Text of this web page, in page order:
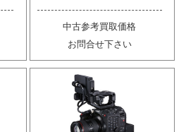
中古参考買取価格
お問合せ下さい